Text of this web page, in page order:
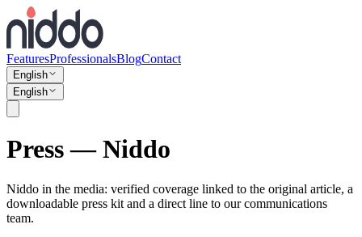
FeaturesProfessionalsBlogContact
English
English
Press — Niddo
Niddo in the media: verified coverage linked to the original article, a
downloadable press kit and a direct line to our communications
team.